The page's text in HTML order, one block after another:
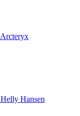
Arcteryx
Helly Hansen